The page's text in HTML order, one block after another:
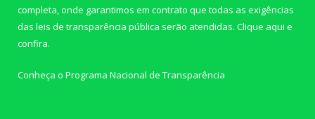
completa, onde garantimos em contrato que todas as exigências
das leis de transparência pública serão atendidas. Clique aqui e
confira.
Conheça o Programa Nacional de Transparência